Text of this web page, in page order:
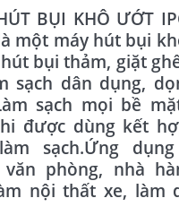
BỤI KHÔ ƯỚT
một máy hút bụi
bụi thảm, giặt
sạch dân dụng,
sạch mọi bề
được dùng kết
sạch.Ứng
phòng, nhà
nội thất xe, làm